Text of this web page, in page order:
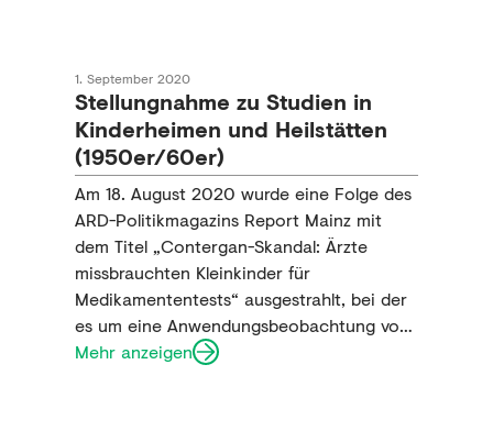
1. September 2020
Stellungnahme zu Studien in
Kinderheimen und Heilstätten
(1950er/60er)
Am 18. August 2020 wurde eine Folge des
ARD-Politikmagazins Report Mainz mit
dem Titel „Contergan-Skandal: Ärzte
missbrauchten Kleinkinder für
Medikamententests“ ausgestrahlt, bei der
es um eine Anwendungsbeobachtung von
Contergan in der Kinderheilstätte Maria
Mehr anzeigen